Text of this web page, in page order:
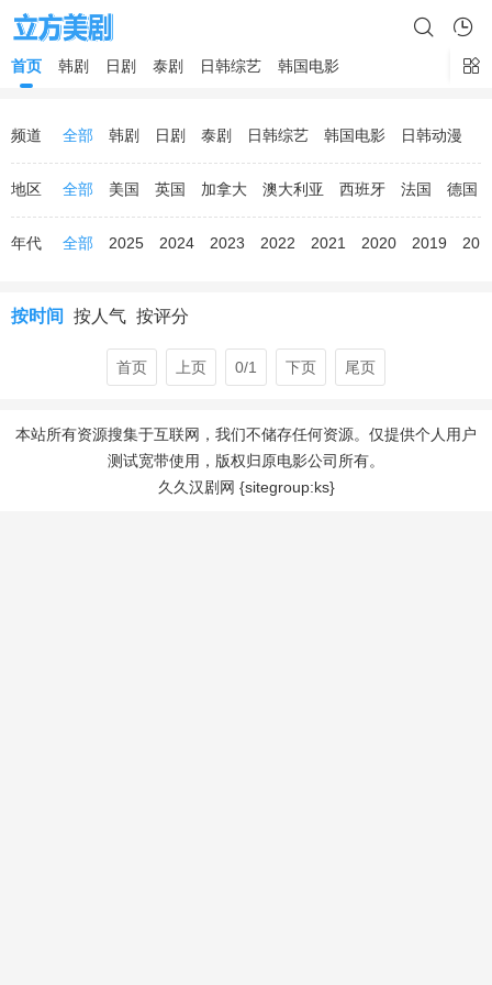
首页 韩剧 日剧 泰剧 日韩综艺 韩国电影
频道 全部 韩剧 日剧 泰剧 日韩综艺 韩国电影 日韩动漫
地区 全部 美国 英国 加拿大 澳大利亚 西班牙 法国 德国
年代 全部 2025 2024 2023 2022 2021 2020 2019
按时间 按人气 按评分
首页 上页 0/1 下页 尾页
本站所有资源搜集于互联网，我们不储存任何资源。仅提供个人用户
测试宽带使用，版权归原电影公司所有。
久久汉剧网 {sitegroup:ks}